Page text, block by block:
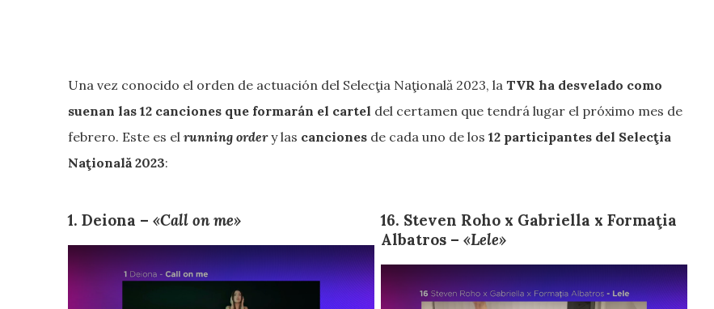
Una vez conocido el orden de actuación del Selecţia Naţională 2023, la TVR ha desvelado como
suenan las 12 canciones que formarán el cartel del certamen que tendrá lugar el próximo mes de
febrero. Este es el running ordery las canciones de cada uno de los 12 participantes del Selecţia
Naţională 2023:
1. Deiona – «Call on me»
16. Steven Roho x Gabriella x Formaţia
Albatros –«Lele»